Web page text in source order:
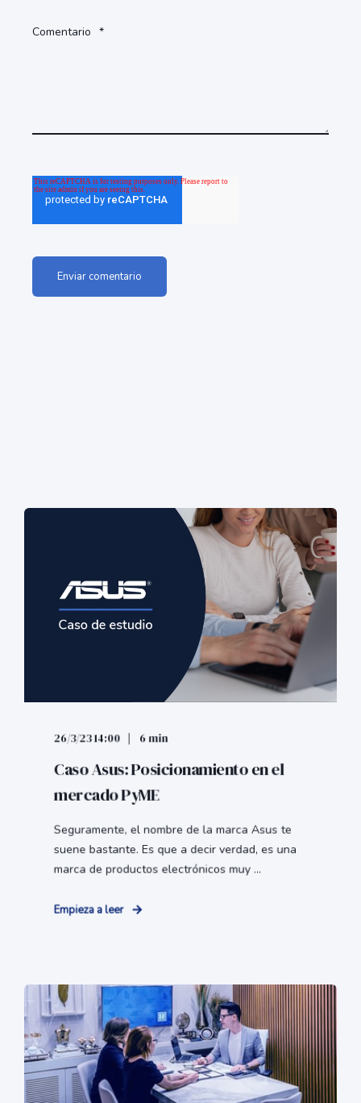
Comentario *
26/3/23 14:00 6 min
Caso Asus: Posicionamiento en el
mercado PyME
Seguramente, el nombre de la marca Asus te
suene bastante. Es que a decir verdad, es una
marca de productos electrónicos muy ...
Empieza a leer